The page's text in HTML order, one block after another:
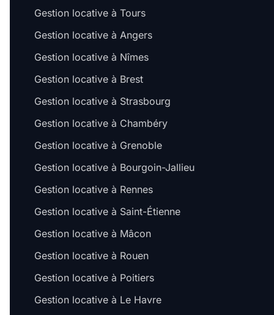
Gestion locative à Tours
Gestion locative à Angers
Gestion locative à Nîmes
Gestion locative à Brest
Gestion locative à Strasbourg
Gestion locative à Chambéry
Gestion locative à Grenoble
Gestion locative à Bourgoin-Jallieu
Gestion locative à Rennes
Gestion locative à Saint-Étienne
Gestion locative à Mâcon
Gestion locative à Rouen
Gestion locative à Poitiers
Gestion locative à Le Havre